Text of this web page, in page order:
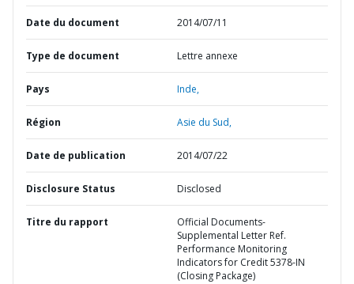
Date du document 2014/07/11
Type de document Lettre annexe
Pays Inde,
Région Asie du Sud,
Date de publication 2014/07/22
Disclosure Status Disclosed
Titre du rapport
Official Documents-
Supplemental Letter Ref.
Performance Monitoring
Indicators for Credit 5378-IN
(Closing Package)